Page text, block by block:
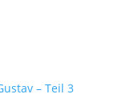
– Teil 3